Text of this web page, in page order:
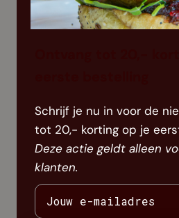
Schrijf je nu in voor de
tot 20,- korting op je
Deze actie geldt alleen
klanten.